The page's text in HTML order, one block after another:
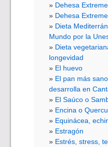
Dehesa
Dehesa
Dieta
Mundo por la
Dieta
longevidad
El huevo
El pan más
desarrolla en
El Saúco o
Encina o
Equinácea,
Estragón
Estrés, stress,